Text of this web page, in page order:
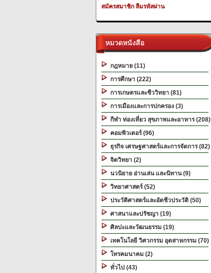
สมัครสมาชิก ลืมรหัสผ่าน
หมวดหนังสือ
กฎหมาย (11)
การศึกษา (222)
การเกษตรและชีววิทยา (81)
การเมืองและการปกครอง (3)
กีฬา ท่องเที่ยว สุขภาพและอาหาร (208)
คอมพิวเตอร์ (96)
ธุรกิจ เศรษฐศาสตร์และการจัดการ (82)
จิตวิทยา (2)
นวนิยาย อ่านเล่น และนิทาน (9)
วิทยาศาสตร์ (52)
ประวัติศาสตร์และอัตชีวประวัติ (50)
ศาสนาและปรัชญา (19)
ศิลปะและวัฒนธรรม (19)
เทคโนโลยี วิศวกรรม อุตสาหกรรม (70)
โทรคมนาคม (2)
ทั่วไป (43)